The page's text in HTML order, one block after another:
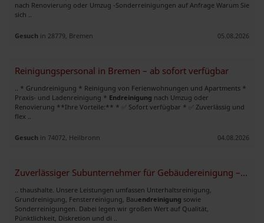
nach Renovierung oder Umzug -Sonderreinigungen auf Anfrage Warum Sie
sich ..
Gesuch in 28779, Bremen 05.08.2026
Reinigungspersonal in Bremen – ab sofort verfügbar
.. * Grundreinigung * Reinigung von Ferienwohnungen und Apartments *
Praxis- und Ladenreinigung * Endreinigung nach Umzug oder
Renovierung **Ihre Vorteile:** * ✅ Sofort verfügbar * ✅ Zuverlässig und
flex ..
Gesuch in 74072, Heilbronn 04.08.2026
Zuverlässiger Subunternehmer für Gebäudereinigung – Kiel & Umgebung
.. thaushalte. Unsere Leistungen umfassen Unterhaltsreinigung,
Grundreinigung, Fensterreinigung, Bauendreinigung sowie
Sonderreinigungen. Dabei legen wir großen Wert auf Qualität,
Pünktlichkeit, Diskretion und di ..